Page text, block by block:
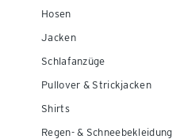
Hosen
Jacken
Schlafanzüge
Pullover & Strickjacken
Shirts
Regen- & Schneebekleidung